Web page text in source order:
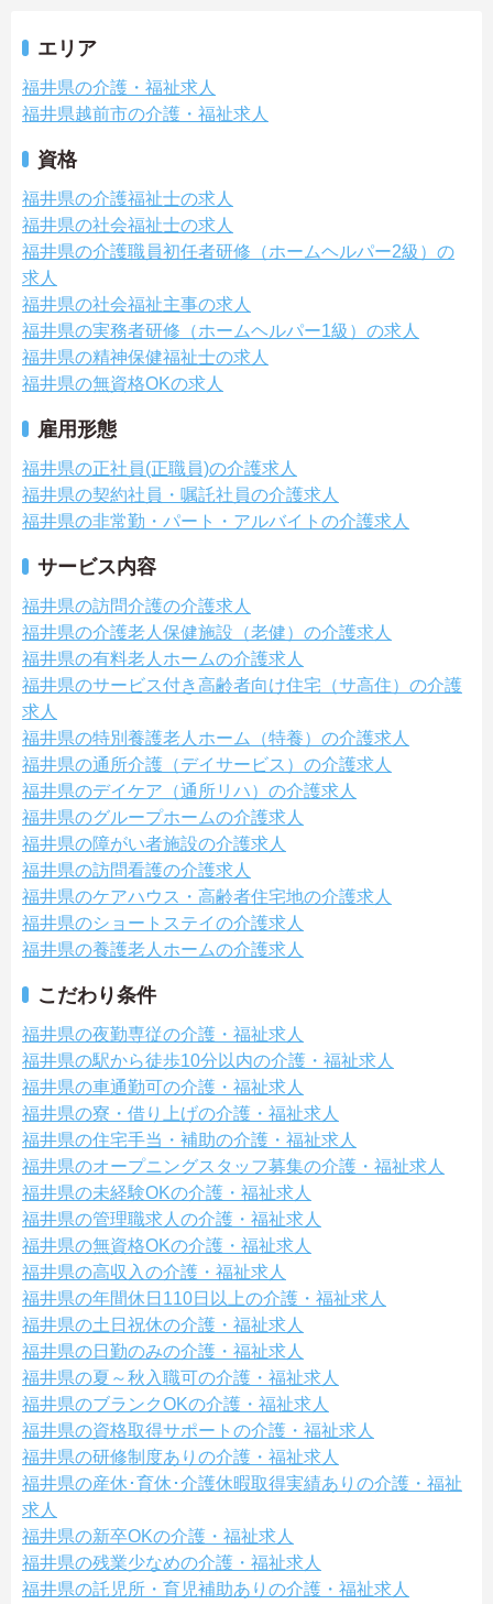
エリア
福井県の介護・福祉求人
福井県越前市の介護・福祉求人
資格
福井県の介護福祉士の求人
福井県の社会福祉士の求人
福井県の介護職員初任者研修（ホームヘルパー2級）の
求人
福井県の社会福祉主事の求人
福井県の実務者研修（ホームヘルパー1級）の求人
福井県の精神保健福祉士の求人
福井県の無資格OKの求人
雇用形態
福井県の正社員(正職員)の介護求人
福井県の契約社員・嘱託社員の介護求人
福井県の非常勤・パート・アルバイトの介護求人
サービス内容
福井県の訪問介護の介護求人
福井県の介護老人保健施設（老健）の介護求人
福井県の有料老人ホームの介護求人
福井県のサービス付き高齢者向け住宅（サ高住）の介護
求人
福井県の特別養護老人ホーム（特養）の介護求人
福井県の通所介護（デイサービス）の介護求人
福井県のデイケア（通所リハ）の介護求人
福井県のグループホームの介護求人
福井県の障がい者施設の介護求人
福井県の訪問看護の介護求人
福井県のケアハウス・高齢者住宅地の介護求人
福井県のショートステイの介護求人
福井県の養護老人ホームの介護求人
こだわり条件
福井県の夜勤専従の介護・福祉求人
福井県の駅から徒歩10分以内の介護・福祉求人
福井県の車通勤可の介護・福祉求人
福井県の寮・借り上げの介護・福祉求人
福井県の住宅手当・補助の介護・福祉求人
福井県のオープニングスタッフ募集の介護・福祉求人
福井県の未経験OKの介護・福祉求人
福井県の管理職求人の介護・福祉求人
福井県の無資格OKの介護・福祉求人
福井県の高収入の介護・福祉求人
福井県の年間休日110日以上の介護・福祉求人
福井県の土日祝休の介護・福祉求人
福井県の日勤のみの介護・福祉求人
福井県の夏～秋入職可の介護・福祉求人
福井県のブランクOKの介護・福祉求人
福井県の資格取得サポートの介護・福祉求人
福井県の研修制度ありの介護・福祉求人
福井県の産休･育休･介護休暇取得実績ありの介護・福祉
求人
福井県の新卒OKの介護・福祉求人
福井県の残業少なめの介護・福祉求人
福井県の託児所・育児補助ありの介護・福祉求人